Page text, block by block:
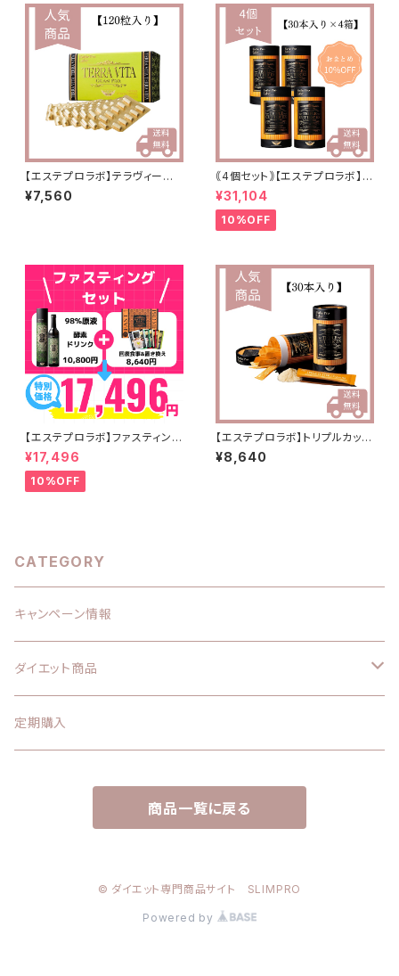
【エステプロラボ】テラヴィー
タ グランプロ
¥7,560
｟4個セット｠【エステプロラボ】ト
リプルカッターEX
¥31,104
10%OFF
【エステプロラボ】ファスティング
セット
¥17,496
10%OFF
【エステプロラボ】トリプルカッタ
ーEX（リニューアル分）
¥8,640
CATEGORY
キャンペーン情報
ダイエット商品
エステプロラボ
ハイパーノンFクリーム
定期購入
商品一覧に戻る
© ダイエット専門商品サイト SLIMPRO
Powered by